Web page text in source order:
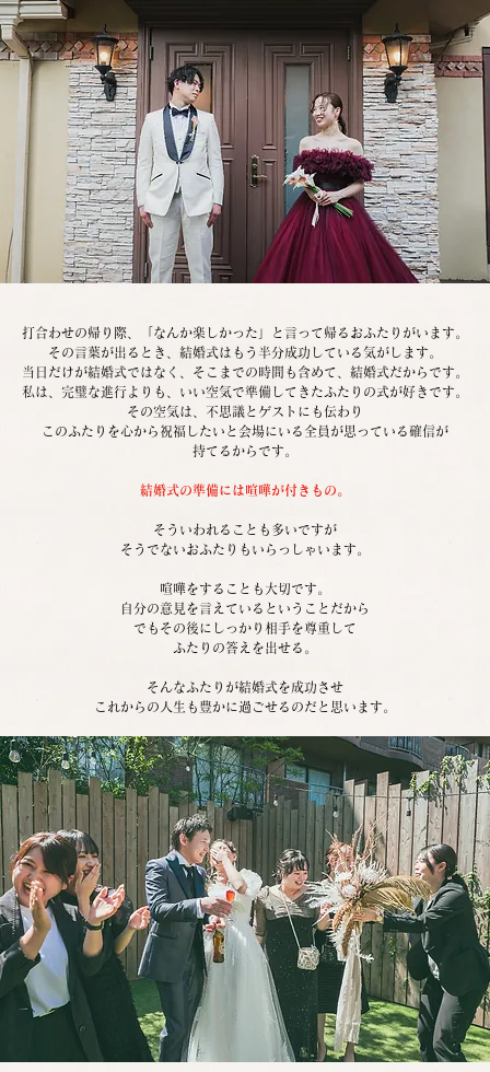
打合わせの帰り際、「なんか楽しかった」と言って帰るおふたりがいます。
その言葉が出るとき、結婚式はもう半分成功している気がします。
当日だけが結婚式ではなく、そこまでの時間も含めて、結婚式だからです。
私は、完璧な進行よりも、いい空気で準備してきたふたりの式が好きです。
その空気は、不思議とゲストにも伝わり
このふたりを心から祝福したいと会場にいる全員が思っている確信が
持てるからです。
結婚式の準備には喧嘩が付きもの。
そういわれることも多いですが
そうでないおふたりもいらっしゃいます。
喧嘩をすることも大切です。
自分の意見を言えているということだから
でもその後にしっかり相手を尊重して
ふたりの答えを出せる。
そんなふたりが結婚式を成功させ
これからの人生も豊かに過ごせるのだと思います。